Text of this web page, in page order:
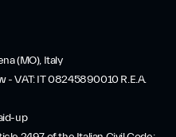
(MO), Italy
- VAT: IT 08245890010 R.E.A.
up